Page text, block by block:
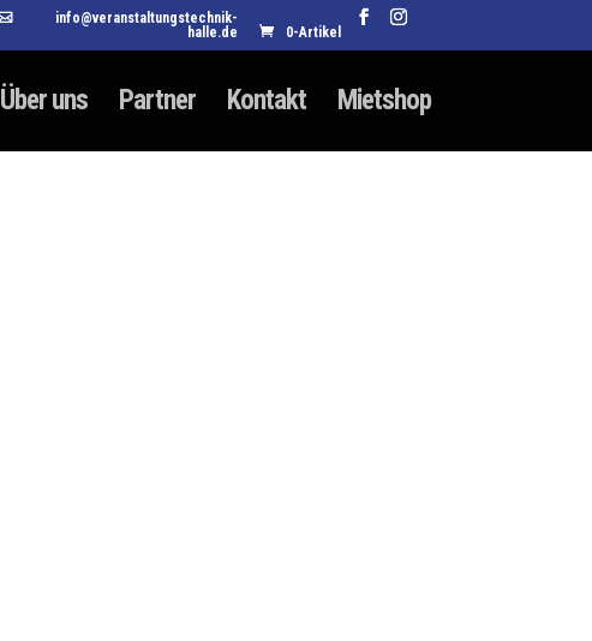
info@veranstaltungstechnik-
halle.de
0-Artikel
Über uns Partner Kontakt Mietshop